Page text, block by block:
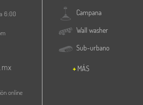
6:00
online
Campana
Wall washer
Sub-urbano
MÁS